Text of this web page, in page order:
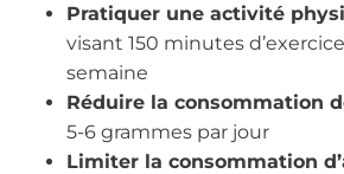
Pratiquer une activité
visant 150 minutes
semaine
Réduire la consommation
5-6 grammes par jour
Limiter la consommation